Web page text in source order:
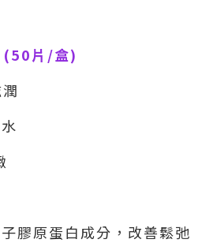
(50片 /盒)
膠原蛋白成分，改善鬆弛